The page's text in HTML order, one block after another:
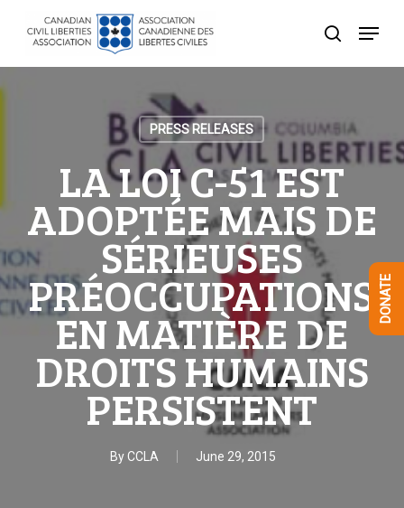
search
Menu
PRESS RELEASES
LA LOI C-51 EST
ADOPTÉE MAIS DE
SÉRIEUSES
PRÉOCCUPATIONS
EN MATIÈRE DE
DROITS HUMAINS
PERSISTENT
ByCCLA June 29, 2015
DONATE